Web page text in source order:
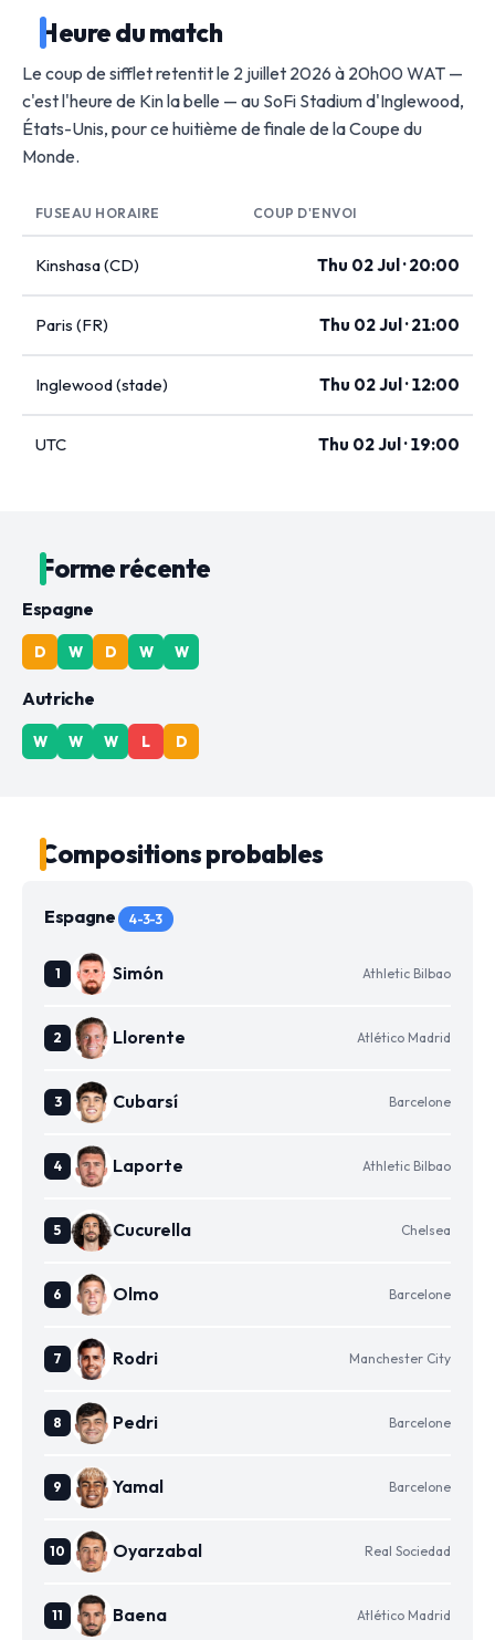
Heure du match
Le coup de sifflet retentit le 2 juillet 2026 à 20h00 WAT —
c'est l'heure de Kin la belle — au SoFi Stadium d'Inglewood,
États-Unis, pour ce huitième de finale de la Coupe du
Monde.
FUSEAU HORAIRE COUP D'ENVOI
Kinshasa (CD) Thu 02 Jul · 20:00
Paris (FR) Thu 02 Jul · 21:00
Inglewood (stade) Thu 02 Jul · 12:00
UTC Thu 02 Jul · 19:00
Forme récente
Espagne
D W D W W
Autriche
W W W L D
Compositions probables
Espagne 4-3-3
Simón Athletic Bilbao
Llorente Atlético Madrid
Cubarsí Barcelone
Laporte Athletic Bilbao
Cucurella Chelsea
Olmo Barcelone
Rodri Manchester City
Pedri Barcelone
Yamal Barcelone
Oyarzabal Real Sociedad
Baena Atlético Madrid